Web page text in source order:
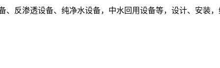
反渗透设备、纯净水设备，中水回用设备等，设计、安装，